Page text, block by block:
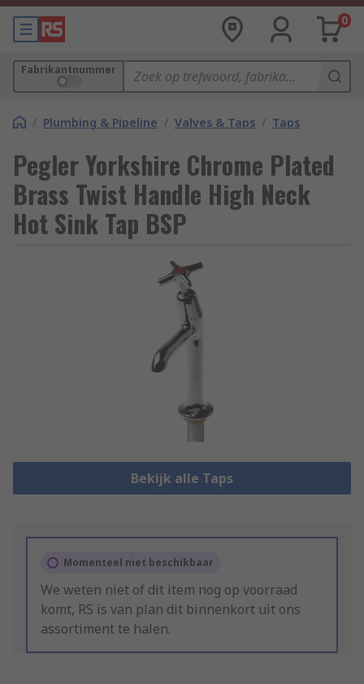
0
Fabrikantnummer
/ Plumbing & Pipeline / Valves & Taps / Taps
Pegler Yorkshire Chrome Plated
Brass Twist Handle High Neck
Hot Sink Tap BSP
Bekijk alle Taps
Momenteel niet beschikbaar
We weten niet of dit item nog op voorraad
komt, RS is van plan dit binnenkort uit ons
assortiment te halen.